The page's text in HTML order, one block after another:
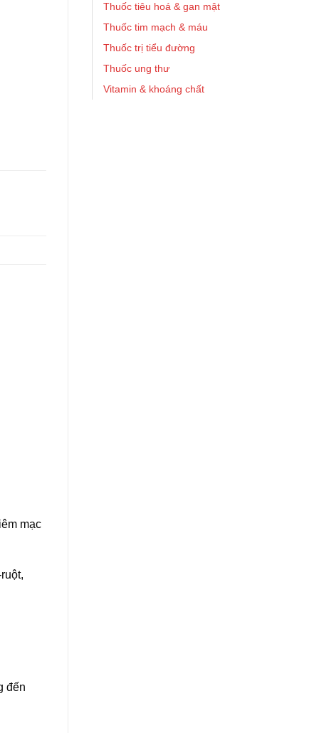
Thuốc tiêu hoá & gan mật
Thuốc tim mạch & máu
Thuốc trị tiểu đường
Thuốc ung thư
Vitamin & khoáng chất
mạc
đến